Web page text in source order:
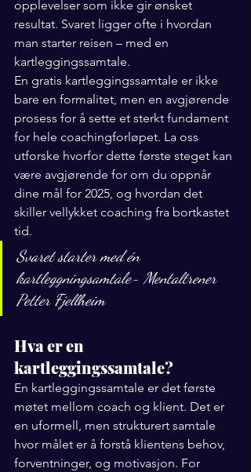
opplevelser som ikke gir ønsket
resultat. Svaret ligger ofte i hvordan
man starter reisen – med en
kartleggingssamtale.
En gratis kartleggingssamtale er ikke
bare en formalitet, men en avgjørende
prosess for å sette et sterkt fundament
for hele coachingforløpet. La oss
utforske hvorfor dette første steget kan
være avgjørende for om du oppnår
dine mål for 2025, og hvordan det
skiller vellykket coaching fra bortkastet
tid.
Svaret starter med én
kartleggningsamtale- Mentaltrener
Petter Fjellheim
Hva er en
kartleggingssamtale?
En kartleggingssamtale er det første
møtet mellom coach og klient. Det er
en uformell, men strukturert samtale
hvor målet er å forstå klientens behov,
forventninger, og motivasjon. For